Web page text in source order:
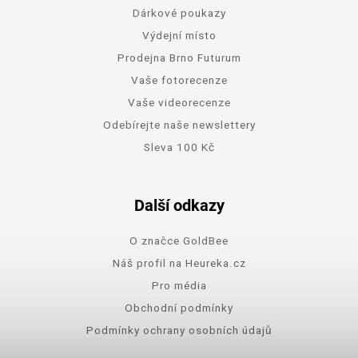
Dárkové poukazy
Výdejní místo
Prodejna Brno Futurum
Vaše fotorecenze
Vaše videorecenze
Odebírejte naše newslettery
Sleva 100 Kč
Další odkazy
O značce GoldBee
Náš profil na Heureka.cz
Pro média
Obchodní podmínky
Podmínky ochrany osobních údajů